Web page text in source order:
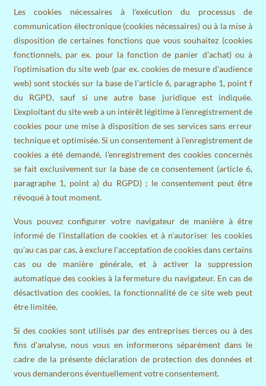
Les cookies nécessaires à l'exécution du processus de
communication électronique (cookies nécessaires) ou à la mise à
disposition de certaines fonctions que vous souhaitez (cookies
fonctionnels, par ex. pour la fonction de panier d'achat) ou à
l'optimisation du site web (par ex. cookies de mesure d'audience
web) sont stockés sur la base de l'article 6, paragraphe 1, point f
du RGPD, sauf si une autre base juridique est indiquée.
L'exploitant du site web a un intérêt légitime à l'enregistrement de
cookies pour une mise à disposition de ses services sans erreur
technique et optimisée. Si un consentement à l'enregistrement de
cookies a été demandé, l'enregistrement des cookies concernés
se fait exclusivement sur la base de ce consentement (article 6,
paragraphe 1, point a) du RGPD) ; le consentement peut être
révoqué à tout moment.
Vous pouvez configurer votre navigateur de manière à être
informé de l'installation de cookies et à n'autoriser les cookies
qu'au cas par cas, à exclure l'acceptation de cookies dans certains
cas ou de manière générale, et à activer la suppression
automatique des cookies à la fermeture du navigateur. En cas de
désactivation des cookies, la fonctionnalité de ce site web peut
être limitée.
Si des cookies sont utilisés par des entreprises tierces ou à des
fins d'analyse, nous vous en informerons séparément dans le
cadre de la présente déclaration de protection des données et
vous demanderons éventuellement votre consentement.